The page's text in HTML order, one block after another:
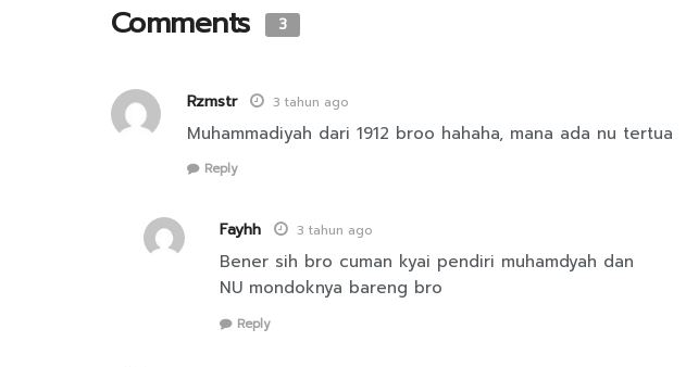
Comments 3
Rzmstr 3 tahun ago
Muhammadiyah dari 1912 broo hahaha, mana ada nu tertua
Reply
Fayhh 3 tahun ago
Bener sih bro cuman kyai pendiri muhamdyah dan
NU mondoknya bareng bro
Reply